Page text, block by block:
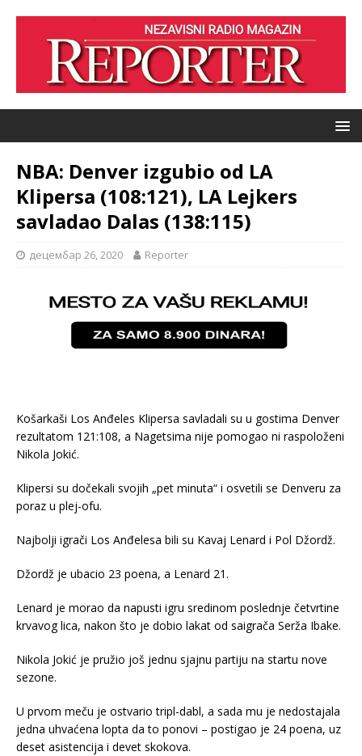
NBA: Denver izgubio od LA
Klipersa (108:121), LA Lejkers
savladao Dalas (138:115)
децембар 26, 2020 Reporter
Košarkaši Los Anđeles Klipersa savladali su u gostima Denver
rezultatom 121:108, a Nagetsima nije pomogao ni raspoloženi
Nikola Jokić.
Klipersi su dočekali svojih „pet minuta“ i osvetili se Denveru za
poraz u plej-ofu.
Najbolji igrači Los Anđelesa bili su Kavaj Lenard i Pol Džordž.
Džordž je ubacio 23 poena, a Lenard 21.
Lenard je morao da napusti igru sredinom poslednje četvrtine
krvavog lica, nakon što je dobio lakat od saigrača Serža Ibake.
Nikola Jokić je pružio još jednu sjajnu partiju na startu nove
sezone.
U prvom meču je ostvario tripl-dabl, a sada mu je nedostajala
jedna uhvaćena lopta da to ponovi – postigao je 24 poena, uz
deset asistencija i devet skokova.